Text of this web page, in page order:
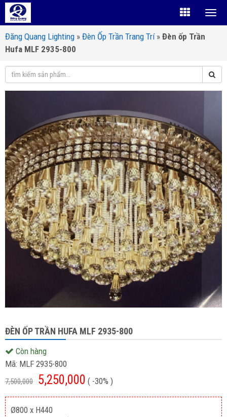
Đăng Quang Lighting » Đèn Ốp Trần Trang Trí» Đèn ốp Trần
Hufa MLF 2935-800
ĐÈN ỐP TRẦN HUFA MLF 2935-800
Còn hàng
Mã: MLF 2935-800
7,500,000 5,250,000 ( -30% )
Ø800 x H440